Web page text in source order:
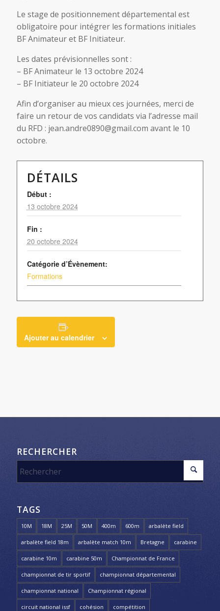
Le stage de positionnement départemental est
obligatoire pour intégrer les formations initiales
BF Animateur et BF Initiateur.
Les dates prévisionnelles sont :
– BF Animateur le 13 octobre 2024
– BF Initiateur le 20 octobre 2024
Afin d’organiser au mieux ces journées, merci de
faire un retour de vos candidats via l’adresse mail
du RFD : jean.andre0890@gmail.com avant le 10
octobre.
DÉTAILS
Début :
13 octobre 2024
Fin :
20 octobre 2024
Catégorie d’Évènement:
Formations
Ajouter au calendrier
RECHERCHER
TAGS
10M 18M 25M 50M 400m 600m arbalète field
arbalète field 18m arbalète match 10m Bretagne carabine
carabine 10m carabine 50m Championnat de France
championnat de tir sportif championnat départemental
championnat national Championnat régional
circuit national issf cohésion compétition